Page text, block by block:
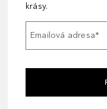
krásy.
Emailová adresa*